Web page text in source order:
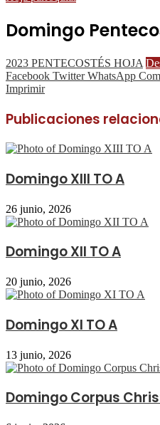
Domingo
2023 PENTECOSTÉS HOJA
Facebook Twitter WhatsApp
Imprimir
Publicaciones
Domingo XIII TO A
26 junio, 2026
Domingo XII TO A
20 junio, 2026
Domingo XI TO A
13 junio, 2026
Domingo Corpus